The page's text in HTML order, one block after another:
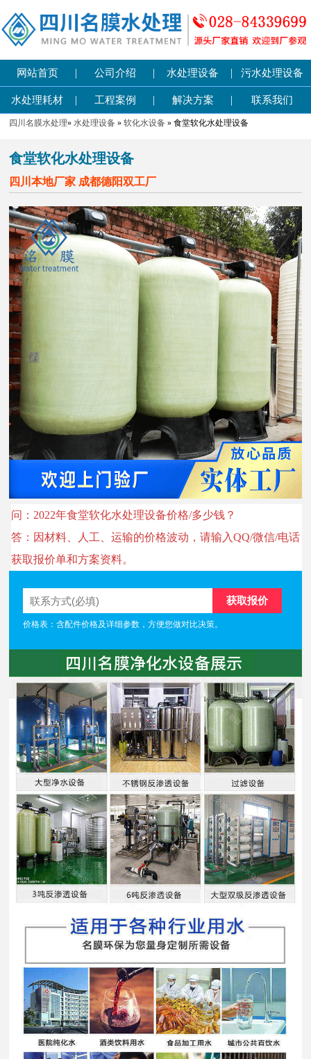
网站首页 | 公司介绍 | 水处理设备 | 污水处理设备
水处理耗材 | 工程案例 | 解决方案 | 联系我们
四川名膜水处理»水处理设备 »软化水设备 » 食堂软化水处理设备
食堂软化水处理设备
四川本地厂家 成都德阳双工厂
问：2022年食堂软化水处理设备价格/多少钱？
答：因材料、人工、运输的价格波动，请输入QQ/微信/电话
获取报价单和方案资料。
价格表：含配件价格及详细参数，方便您做对比决策。